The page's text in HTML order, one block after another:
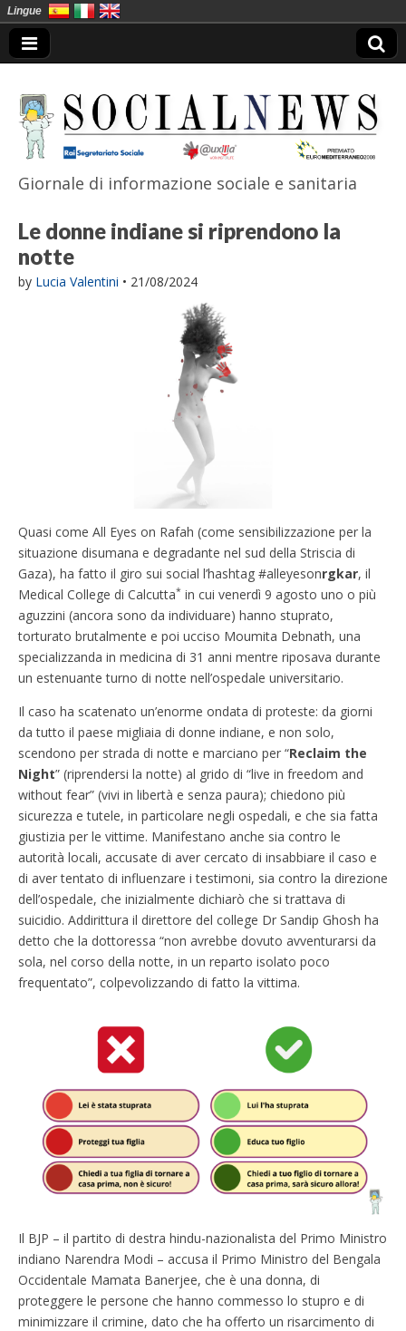
SocialNews
Giornale di informazione sociale e sanitaria
Le donne indiane si riprendono la
notte
by Lucia Valentini • 21/08/2024
Quasi come All Eyes on Rafah (come sensibilizzazione per la
situazione disumana e degradante nel sud della Striscia di
Gaza), ha fatto il giro sui social l’hashtag #alleyesonrgkar, il
Medical College di Calcutta* in cui venerdì 9 agosto uno o più
aguzzini (ancora sono da individuare) hanno stuprato,
torturato brutalmente e poi ucciso Moumita Debnath, una
specializzanda in medicina di 31 anni mentre riposava durante
un estenuante turno di notte nell’ospedale universitario.
Il caso ha scatenato un’enorme ondata di proteste: da giorni
da tutto il paese migliaia di donne indiane, e non solo,
scendono per strada di notte e marciano per “Reclaim the
Night” (riprendersi la notte) al grido di “live in freedom and
without fear” (vivi in libertà e senza paura); chiedono più
sicurezza e tutele, in particolare negli ospedali, e che sia fatta
giustizia per le vittime. Manifestano anche sia contro le
autorità locali, accusate di aver cercato di insabbiare il caso e
di aver tentato di influenzare i testimoni, sia contro la direzione
dell’ospedale, che inizialmente dichiarò che si trattava di
suicidio. Addirittura il direttore del college Dr Sandip Ghosh ha
detto che la dottoressa “non avrebbe dovuto avventurarsi da
sola, nel corso della notte, in un reparto isolato poco
frequentato”, colpevolizzando di fatto la vittima.
Il BJP – il partito di destra hindu-nazionalista del Primo Ministro
indiano Narendra Modi – accusa il Primo Ministro del Bengala
Occidentale Mamata Banerjee, che è una donna, di
proteggere le persone che hanno commesso lo stupro e di
minimizzare il crimine, dato che ha offerto un risarcimento di
Lingue